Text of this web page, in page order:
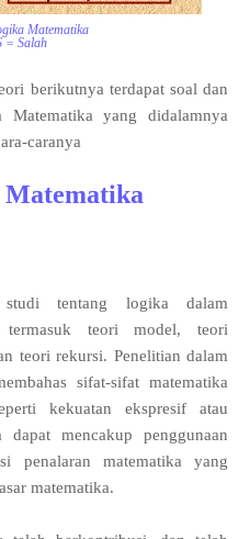
Matematika
= Salah
berikutnya terdapat soal dan
Matematika yang didalamnya
caranya
Matematika
tentang logika dalam
termasuk teori model, teori
teori rekursi. Penelitian dalam
sifat-sifat matematika
kekuatan ekspresif atau
mencakup penggunaan
penalaran matematika yang
matematika.